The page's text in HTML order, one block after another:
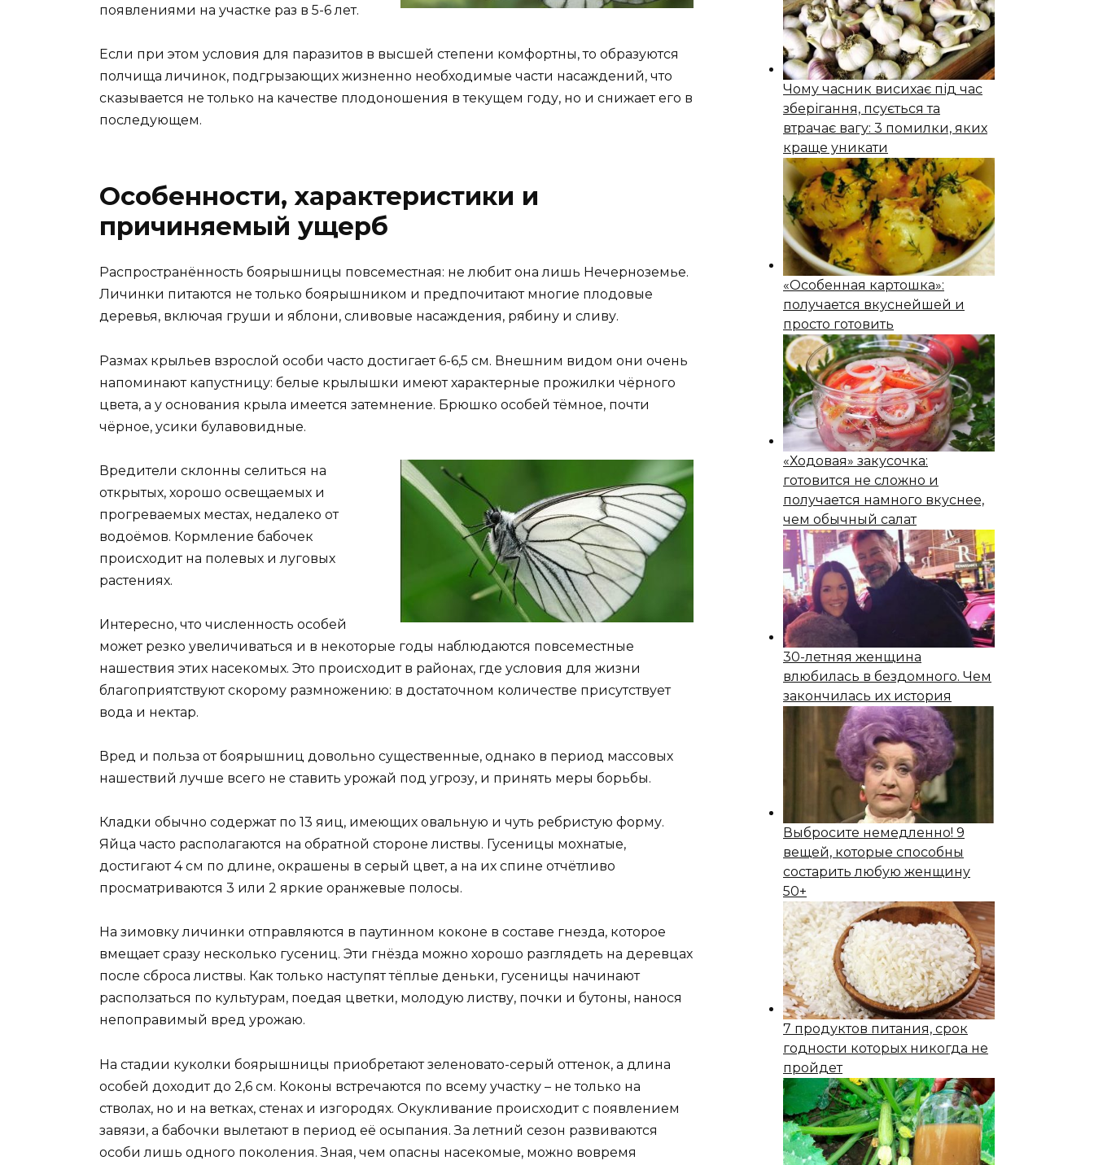
появлениями на участке раз в 5-6 лет.
Если при этом условия для паразитов в высшей степени комфортны, то образуются
полчища личинок, подгрызающих жизненно необходимые части насаждений, что
сказывается не только на качестве плодоношения в текущем году, но и снижает его в
последующем.
Особенности, характеристики и
причиняемый ущерб
Распространённость боярышницы повсеместная: не любит она лишь Нечерноземье.
Личинки питаются не только боярышником и предпочитают многие плодовые
деревья, включая груши и яблони, сливовые насаждения, рябину и сливу.
Размах крыльев взрослой особи часто достигает 6-6,5 см. Внешним видом они очень
напоминают капустницу: белые крылышки имеют характерные прожилки чёрного
цвета, а у основания крыла имеется затемнение. Брюшко особей тёмное, почти
чёрное, усики булавовидные.
Вредители склонны селиться на
открытых, хорошо освещаемых и
прогреваемых местах, недалеко от
водоёмов. Кормление бабочек
происходит на полевых и луговых
растениях.
Интересно, что численность особей
может резко увеличиваться и в некоторые годы наблюдаются повсеместные
нашествия этих насекомых. Это происходит в районах, где условия для жизни
благоприятствуют скорому размножению: в достаточном количестве присутствует
вода и нектар.
Вред и польза от боярышниц довольно существенные, однако в период массовых
нашествий лучше всего не ставить урожай под угрозу, и принять меры борьбы.
Кладки обычно содержат по 13 яиц, имеющих овальную и чуть ребристую форму.
Яйца часто располагаются на обратной стороне листвы. Гусеницы мохнатые,
достигают 4 см по длине, окрашены в серый цвет, а на их спине отчётливо
просматриваются 3 или 2 яркие оранжевые полосы.
На зимовку личинки отправляются в паутинном коконе в составе гнезда, которое
вмещает сразу несколько гусениц. Эти гнёзда можно хорошо разглядеть на деревцах
после сброса листвы. Как только наступят тёплые деньки, гусеницы начинают
расползаться по культурам, поедая цветки, молодую листву, почки и бутоны, нанося
непоправимый вред урожаю.
На стадии куколки боярышницы приобретают зеленовато-серый оттенок, а длина
особей доходит до 2,6 см. Коконы встречаются по всему участку – не только на
стволах, но и на ветках, стенах и изгородях. Окукливание происходит с появлением
завязи, а бабочки вылетают в период её осыпания. За летний сезон развиваются
особи лишь одного поколения. Зная, чем опасны насекомые, можно вовремя
Чому часник висихає під час
зберігання, псується та
втрачає вагу: 3 помилки, яких
краще уникати
«Особенная картошка»:
получается вкуснейшей и
просто готовить
«Ходовая» закусочка:
готовится не сложно и
получается намного вкуснее,
чем обычный салат
30-летняя женщина
влюбилась в бездомного. Чем
закончилась их история
Выбросите немедленно! 9
вещей, которые способны
состapить любую женщину
50+
7 продуктов питания, срок
годности которых никогда не
пройдет